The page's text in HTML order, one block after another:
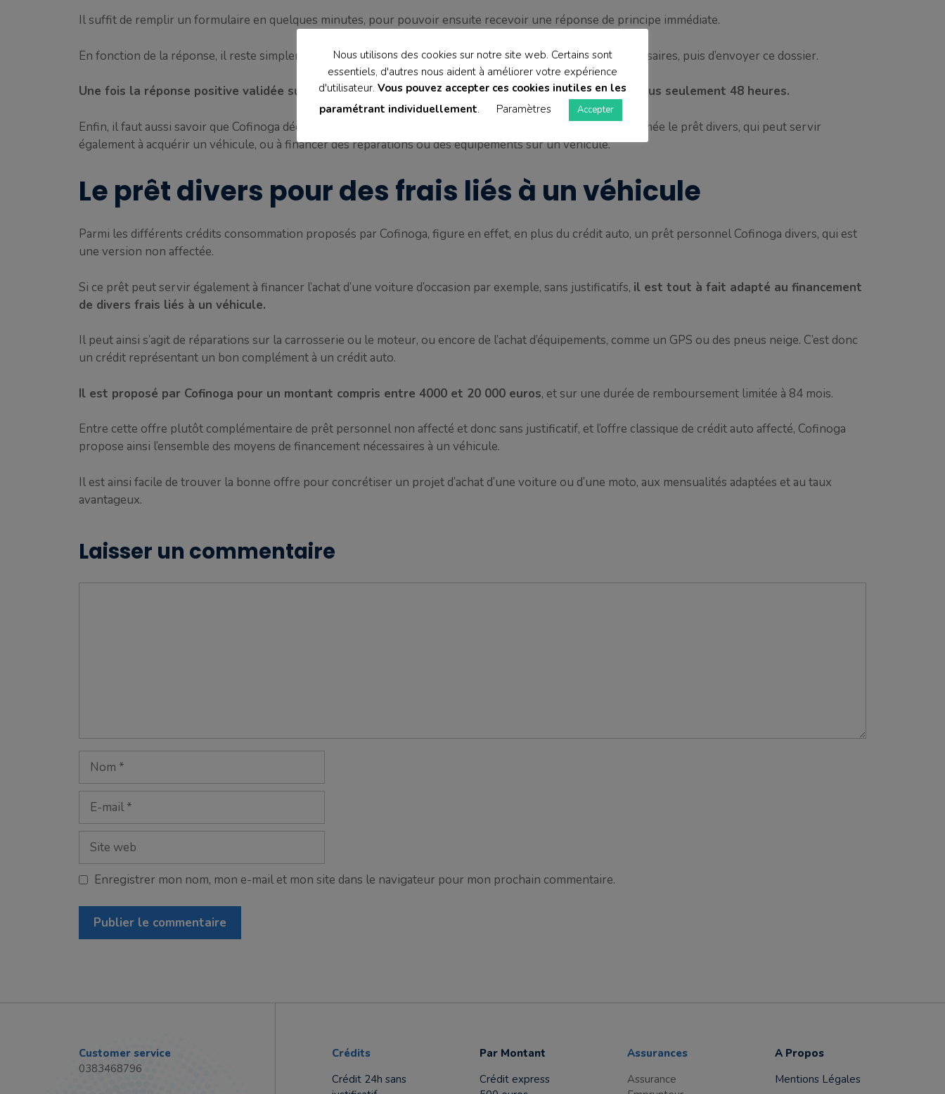
Il suffit de remplir un formulaire en quelques minutes, pour pouvoir ensuite recevoir une réponse de principe immédiate.
En fonction de la réponse, il reste simplement à imprimer le contrat et joindre les pièces justificatives nécessaires, puis d’envoyer ce dossier.
Une fois la réponse positive validée suite à la réception du dossier, les fonds seront disponibles sous seulement 48 heures.
Enfin, il faut aussi savoir que Cofinoga décline son crédit consommation sous une forme non affectée, nommée le prêt divers, qui peut servir
également à acquérir un véhicule, ou à financer des réparations ou des équipements sur un véhicule.
Le prêt divers pour des frais liés à un véhicule
Parmi les différents crédits consommation proposés par Cofinoga, figure en effet, en plus du crédit auto, un prêt personnel Cofinoga divers, qui est
une version non affectée.
Si ce prêt peut servir également à financer l’achat d’une voiture d’occasion par exemple, sans justificatifs, il est tout à fait adapté au financement
de divers frais liés à un véhicule.
Il peut ainsi s’agit de réparations sur la carrosserie ou le moteur, ou encore de l’achat d’équipements, comme un GPS ou des pneus neige. C’est donc
un crédit représentant un bon complément à un crédit auto.
Il est proposé par Cofinoga pour un montant compris entre 4000 et 20 000 euros, et sur une durée de remboursement limitée à 84 mois.
Entre cette offre plutôt complémentaire de prêt personnel non affecté et donc sans justificatif, et l’offre classique de crédit auto affecté, Cofinoga
propose ainsi l’ensemble des moyens de financement nécessaires à un véhicule.
Il est ainsi facile de trouver la bonne offre pour concrétiser un projet d’achat d’une voiture ou d’une moto, aux mensualités adaptées et au taux
avantageux.
Laisser un commentaire
Nom
mail
Site
web
Enregistrer mon nom, mon e-mail et mon site dans le navigateur pour mon prochain commentaire.
Customer service
0383468796
Crédits
Crédit 24h sans
Par Montant
Crédit express
Assurances
Assurance
A Propos
Mentions Légales
Nous utilisons des cookies sur notre site web. Certains sont
essentiels, d'autres nous aident à améliorer votre expérience
d'utilisateur. Vous pouvez accepter ces cookies inutiles en les
paramétrant individuellement. Paramètres Accepter